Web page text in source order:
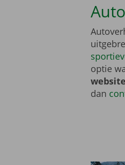
optie
website
dan